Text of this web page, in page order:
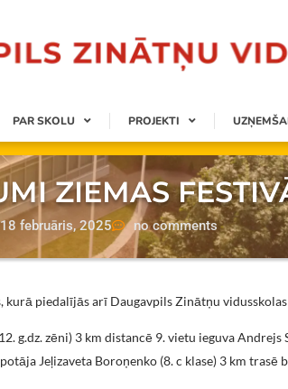
PAR SKOLU PROJEKTI
ZIEMAS
18 februāris, 2025 no comments
kurā piedalījās arī Daugavpils Zinātņu
g.dz. zēni) 3 km distancē 9. vietu ieguva Andrejs
Jeļizaveta Boroņenko (8. c klase) 3 km